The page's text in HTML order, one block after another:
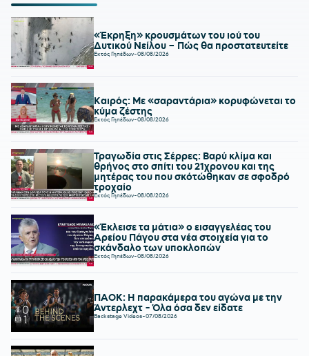
«Έκρηξη» κρουσμάτων του ιού του
Δυτικού Νείλου – Πώς θα προστατευτείτε
Εκτός Γηπέδων-08/08/2026
Καιρός: Με «σαραντάρια» κορυφώνεται το
κύμα ζέστης
Εκτός Γηπέδων-08/08/2026
Τραγωδία στις Σέρρες: Βαρύ κλίμα και
θρήνος στο σπίτι του 21χρονου και της
μητέρας του που σκότώθηκαν σε σφοδρό
τροχαίο
Εκτός Γηπέδων-08/08/2026
«Έκλεισε τα μάτια» ο εισαγγελέας του
Αρείου Πάγου στα νέα στοιχεία για το
σκάνδαλο των υποκλοπών
Εκτός Γηπέδων-08/08/2026
ΠΑΟΚ: Η παρακάμερα του αγώνα με την
Άντερλεχτ - Όλα όσα δεν είδατε
Backstage Videos-07/08/2026